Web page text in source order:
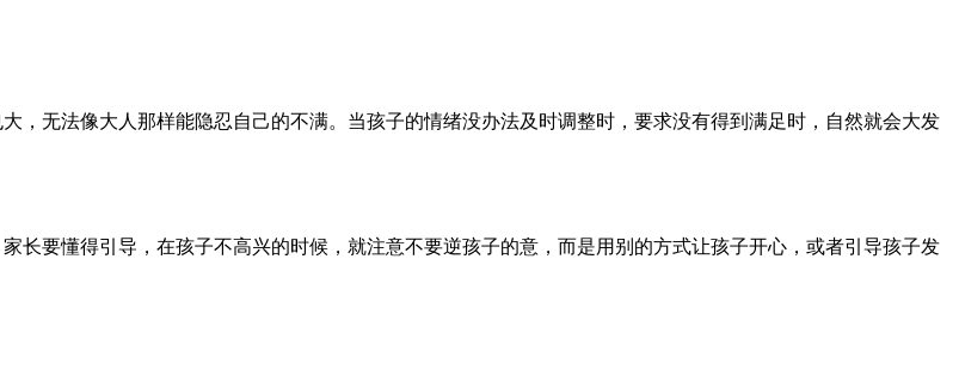
，无法像大人那样能隐忍自己的不满。当孩子的情绪没办法及时调整时，要求没有得到满足时，自然就会大发
长要懂得引导，在孩子不高兴的时候，就注意不要逆孩子的意，而是用别的方式让孩子开心，或者引导孩子发